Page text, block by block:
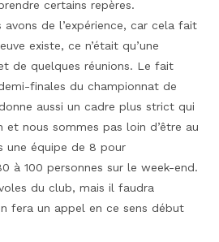
certains repères.
avons de l’expérience, car cela fait
existe, ce n’était qu’une
de quelques réunions. Le fait
finales du championnat de
aussi un cadre plus strict qui
et nous sommes pas loin d’être au
une équipe de 8 pour
à 100 personnes sur le week-end.
du club, mais il faudra
fera un appel en ce sens début